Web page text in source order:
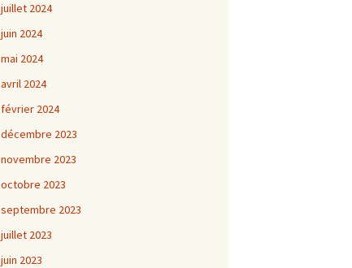
juillet 2024
juin 2024
mai 2024
avril 2024
février 2024
décembre 2023
novembre 2023
octobre 2023
septembre 2023
juillet 2023
juin 2023